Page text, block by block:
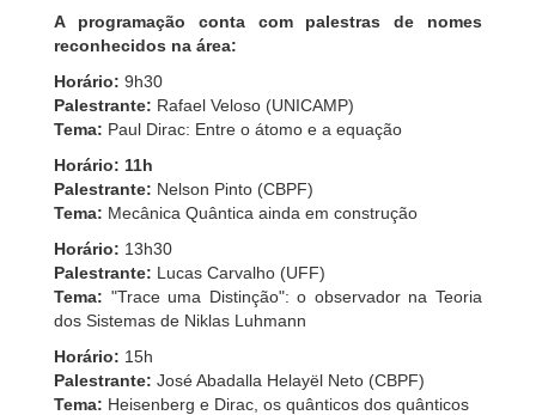
A programação conta com palestras de nomes
reconhecidos na área:
Horário: 9h30
Palestrante: Rafael Veloso (UNICAMP)
Tema: Paul Dirac: Entre o átomo e a equação
Horário: 11h
Palestrante: Nelson Pinto (CBPF)
Tema: Mecânica Quântica ainda em construção
Horário: 13h30
Palestrante: Lucas Carvalho (UFF)
Tema: "Trace uma Distinção": o observador na Teoria
dos Sistemas de Niklas Luhmann
Horário: 15h
Palestrante: José Abadalla Helayël Neto (CBPF)
Tema: Heisenberg e Dirac, os quânticos dos quânticos